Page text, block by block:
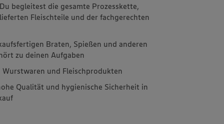
begleitest die gesamte Prozesskette,
Fleischteile und der fachgerechten
Braten, Spießen und anderen
zu deinen Aufgaben
und Fleischprodukten
Qualität und hygienische Sicherheit in